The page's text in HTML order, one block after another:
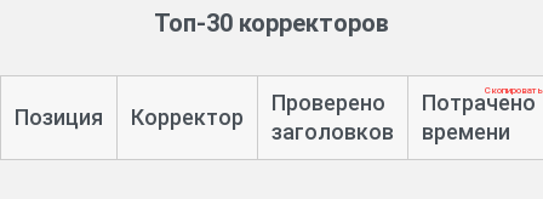
Топ-30 корректоров
Позиция Корректор
Проверено
заголовков
Потрачено
времени
Скопировать